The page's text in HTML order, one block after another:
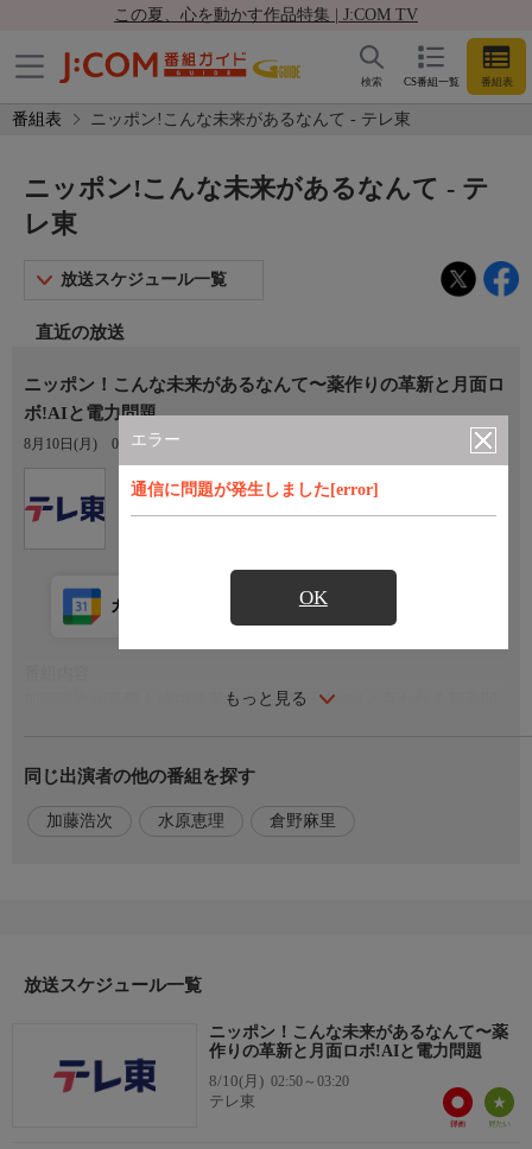
この夏、心を動かす作品特集 | J:COM TV
CS番組一覧 番組表
検索
番組表 ニッポン!こんな未来があるなんて - テレ東
エラー
通信に問題が発生しました[error]
OK
ニッポン!こんな未来があるなんて - テ
レ東
放送スケジュール一覧
直近の放送
ニッポン！こんな未来があるなんて〜薬作りの革新と月面ロ
ボ!AIと電力問題
8月10日(月) 02:50〜03:20
Ch.7
テレ東
もっと見る
カレンダー登録 アプリ視聴
加藤浩次が直撃！成功確率わずか2万5千分の1と言われる新薬開
一方で浮かび上がるAIの嘘「ハルシネーション」やデータセンタ
ーの「大量電力消費」という課題。月面配送を目指すフィジカル
AI技術など、技術革新をどう社会課題の解決へ繋げるのか?
国本亮(第一三共)
水原恵理(テレビ東京アナウンサー)
【ナレーション】
倉野麻里（テレビ東京アナウンサー)
同じ出演者の他の番組を探す
加藤浩次 水原恵理 倉野麻里
放送スケジュール一覧
ニッポン！こんな未来があるなんて〜薬
作りの革新と月面ロボ!AIと電力問題
8/10(月) 02:50～03:20
テレ東